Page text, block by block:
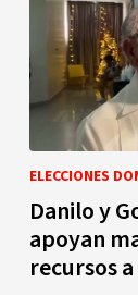
ELECCIONES
Danilo y
apoyan
recursos